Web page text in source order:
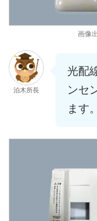
画像
泊木所長
光配
ンセ
ます。